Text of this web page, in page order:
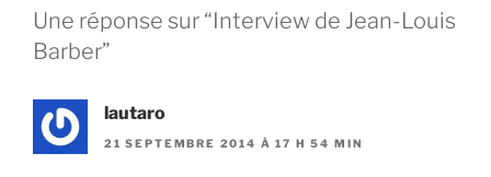
Une réponse sur “Interview de Jean-Louis
Barber”
lautaro
21 SEPTEMBRE 2014 À 17 H 54 MIN